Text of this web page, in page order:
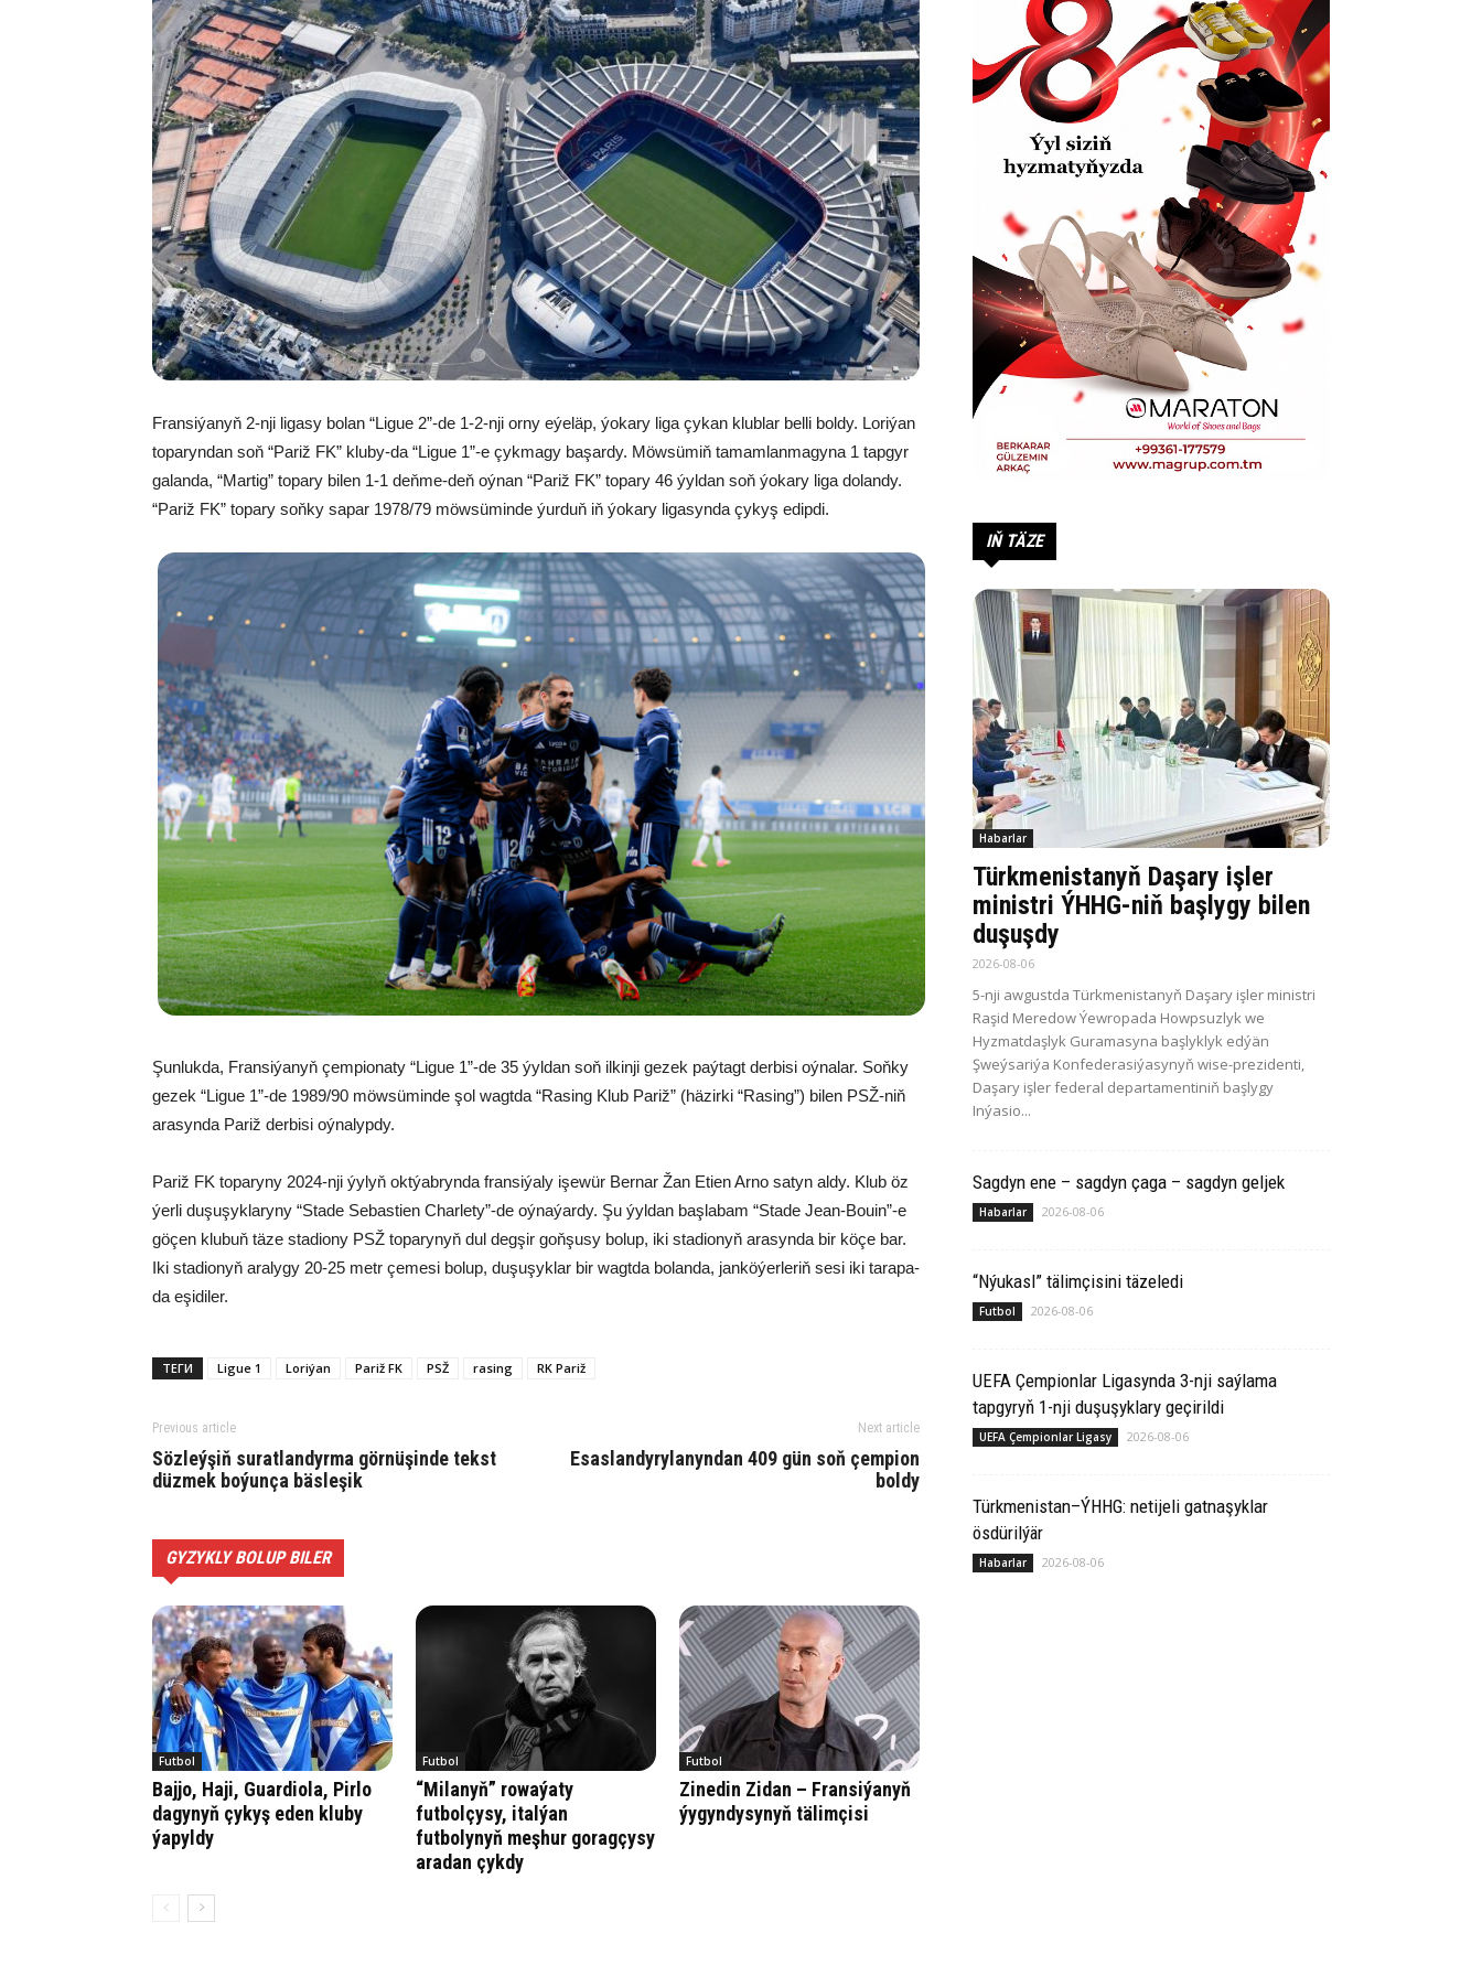
Fransiýanyň 2-nji ligasy bolan “Ligue 2”-de 1-2-nji orny eýeläp, ýokary liga çykan klublar belli boldy. Loriýan
toparyndan soň “Pariž FK” kluby-da “Ligue 1”-e çykmagy başardy. Möwsümiň tamamlanmagyna 1 tapgyr
galanda, “Martig” topary bilen 1-1 deňme-deň oýnan “Pariž FK” topary 46 ýyldan soň ýokary liga dolandy.
“Pariž FK” topary soňky sapar 1978/79 möwsüminde ýurduň iň ýokary ligasynda çykyş edipdi.
Şunlukda, Fransiýanyň çempionaty “Ligue 1”-de 35 ýyldan soň ilkinji gezek paýtagt derbisi oýnalar. Soňky
gezek “Ligue 1”-de 1989/90 möwsüminde şol wagtda “Rasing Klub Pariž” (häzirki “Rasing”) bilen PSŽ-niň
arasynda Pariž derbisi oýnalypdy.
Pariž FK toparyny 2024-nji ýylyň oktýabrynda fransiýaly işewür Bernar Žan Etien Arno satyn aldy. Klub öz
ýerli duşuşyklaryny “Stade Sebastien Charlety”-de oýnaýardy. Şu ýyldan başlabam “Stade Jean-Bouin”-e
göçen klubuň täze stadiony PSŽ toparynyň dul degşir goňşusy bolup, iki stadionyň arasynda bir köçe bar.
Iki stadionyň aralygy 20-25 metr çemesi bolup, duşuşyklar bir wagtda bolanda, janköýerleriň sesi iki tarapa-
da eşidiler.
ТЕГИ Ligue 1 Loriýan Pariž FK PSŽ rasing RK Pariž
Previous article
Sözleýşiň suratlandyrma görnüşinde tekst
düzmek boýunça bäsleşik
Next article
Esaslandyrylanyndan 409 gün soň çempion
boldy
GYZYKLY BOLUP BILER
Futbol
Bajjo, Haji, Guardiola, Pirlo
dagynyň çykyş eden kluby
ýapyldy
Futbol
“Milanyň” rowaýaty
futbolçysy, italýan
futbolynyň meşhur goragçysy
aradan çykdy
Futbol
Zinedin Zidan – Fransiýanyň
ýygyndysynyň tälimçisi
IŇ TÄZE
Habarlar
Türkmenistanyň Daşary işler
ministri ÝHHG-niň başlygy bilen
duşuşdy
2026-08-06
5-nji awgustda Türkmenistanyň Daşary işler ministri
Raşid Meredow Ýewropada Howpsuzlyk we
Hyzmatdaşlyk Guramasyna başlyklyk edýän
Şweýsariýa Konfederasiýasynyň wise-prezidenti,
Daşary işler federal departamentiniň başlygy
Inýasio...
Sagdyn ene – sagdyn çaga – sagdyn geljek
Habarlar 2026-08-06
“Nýukasl” tälimçisini täzeledi
Futbol 2026-08-06
UEFA Çempionlar Ligasynda 3-nji saýlama
tapgyryň 1-nji duşuşyklary geçirildi
UEFA Çempionlar Ligasy 2026-08-06
Türkmenistan–ÝHHG: netijeli gatnaşyklar
ösdürilýär
Habarlar 2026-08-06